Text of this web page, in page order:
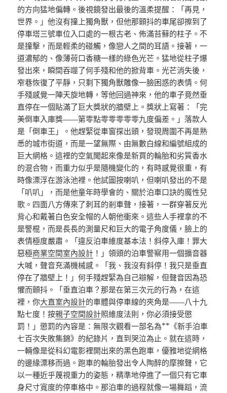
的方向猛地偏轉。後視鏡發出最後的溫柔提醒：「再見，
世界。」他沒有撞上獨角獸，但他那顫抖的車尾卻擦到了
停車塔三號車位入口處的一根古老、佈滿苔蘚的柱子。不
是撞擊，而是輕柔的碰觸，像戀人之間的耳語。接著，一
道濃郁的、像薄荷口香糖一樣的綠色光芒。猛地從柱子爆
發出來，瞬間吞噬了何手殘和他的掀背車。光芒消失後，
窄巷恢復了平靜，只剩下獨角獸雕像一臉困惑的表情。何
手殘感覺一陣天旋地轉，等他回過神來，他的車子竟然垂
直停在一個貼滿了巨大獎狀的牆壁上。獎狀上寫著：「完
美倒車入庫獎——第零點零零零零零九度偏差。」落款人
是「倒車王」。他趕緊從車窗探出頭，發現周圍不再是熟
悉的城市街道，而是一望無際、由無數白線和編號組成的
巨大網格。這裡的空氣聞起來像是新買的輪胎和劣質香水
的混合物，而重力似乎是隨機變化的，有時感覺很重，有
時像漂浮在游泳池裡。他試圖按喇叭，但喇叭發出的不是
「叭叭」，而是他童年時學會的、關於泊車口訣的魔性兒
歌。四面八方傳來了刺耳的剎車聲，接著，一群穿著反光
背心和戴著白色安全帽的人朝他衝來。這些人手裡拿的不
是警棍，而是長長的測量尺和巨大的電子角度儀，臉上的
表情極度嚴肅。「違反泊車維度基本法！斜停入庫！罪大
惡極商業空間室內設計 ！」領頭的泊車警察用一個擴音器
大喊，聲音充滿機械感。「我、我沒有斜停！我只是垂直
停在了牆壁上！」何手殘趕緊為自己辯解，但聲音因為恐
懼而顫抖。「垂直泊車？那是在第三次元的行為，在這
裡，你大直室內設計的車體與停車線的夾角是——八十九
點七度！按親子空間設計照維度法則，你必須接受懲
罰！」懲罰的內容是：無限次觀看一部名為**《新手泊車
七百次失敗集錦》的紀錄片，直到哭泣為止。就在這時，
一輛像是從科幻電影裡開出來的黑色跑車，優雅地從網格
的邊緣漂移而過。跑車的輪胎發出令人陶醉的摩擦聲，它
以一種近乎蔑視重力的姿態，精準地停進了一個只有它車
身尺寸寬度的停車格中。那泊車的過程就像一場舞蹈，流